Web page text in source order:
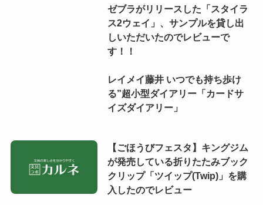
ゼブラがリリースした「スタイラ
ス2ウェイ」、サンプルを貸し出
しいただいたのでレビューで
す！！
レイメイ藤井 いつでも持ち歩け
る”超小型ダイアリー「カードサ
イズダイアリー」
【ごほうびフェスタ】キングジム
が発売している折りたたみブック
クリップ「ツイップ(Twip)」を購
入したのでレビュー